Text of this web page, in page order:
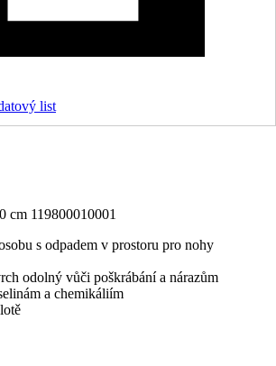
list
cm 119800010001
s odpadem v prostoru pro nohy
odolný vůči poškrábání a nárazům
a chemikáliím